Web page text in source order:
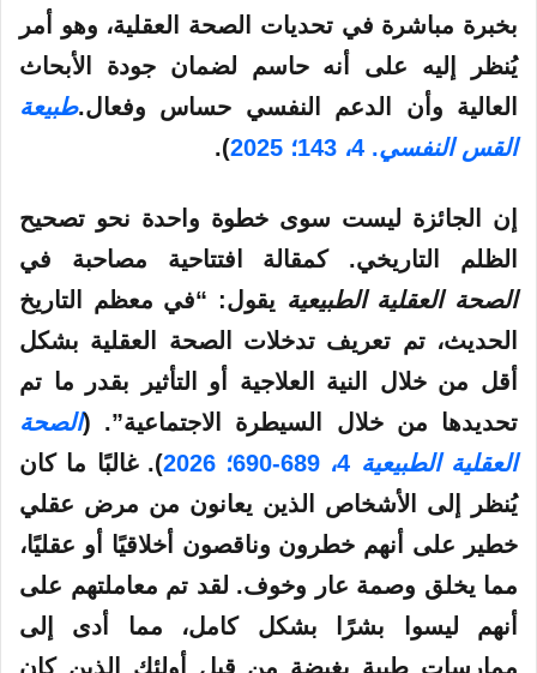
بخبرة مباشرة في تحديات الصحة العقلية، وهو أمر
يُنظر إليه على أنه حاسم لضمان جودة الأبحاث
العالية وأن الدعم النفسي حساس وفعال.طبيعة
القس النفسي.
4، 143؛ 2025 ).
إن الجائزة ليست سوى خطوة واحدة نحو تصحيح
الظلم التاريخي. كمقالة افتتاحية مصاحبة في
الصحة العقلية الطبيعية يقول: “في معظم التاريخ
الحديث، تم تعريف تدخلات الصحة العقلية بشكل
أقل من خلال النية العلاجية أو التأثير بقدر ما تم
تحديدها من خلال السيطرة الاجتماعية”. (الصحة
العقلية الطبيعية 4، 689-690؛ 2026
). غالبًا ما كان
يُنظر إلى الأشخاص الذين يعانون من مرض عقلي
خطير على أنهم خطرون وناقصون أخلاقيًا أو عقليًا،
مما يخلق وصمة عار وخوف. لقد تم معاملتهم على
أنهم ليسوا بشرًا بشكل كامل، مما أدى إلى
ممارسات طبية بغيضة من قبل أولئك الذين كان